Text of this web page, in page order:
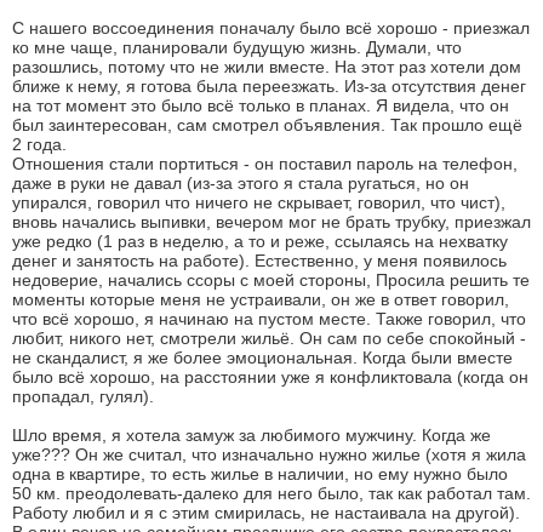
С нашего воссоединения поначалу было всё хорошо - приезжал
ко мне чаще, планировали будущую жизнь. Думали, что
разошлись, потому что не жили вместе. На этот раз хотели дом
ближе к нему, я готова была переезжать. Из-за отсутствия денег
на тот момент это было всё только в планах. Я видела, что он
был заинтересован, сам смотрел объявления. Так прошло ещё
2 года.
Отношения стали портиться - он поставил пароль на телефон,
даже в руки не давал (из-за этого я стала ругаться, но он
упирался, говорил что ничего не скрывает, говорил, что чист),
вновь начались выпивки, вечером мог не брать трубку, приезжал
уже редко (1 раз в неделю, а то и реже, ссылаясь на нехватку
денег и занятость на работе). Естественно, у меня появилось
недоверие, начались ссоры с моей стороны, Просила решить те
моменты которые меня не устраивали, он же в ответ говорил,
что всё хорошо, я начинаю на пустом месте. Также говорил, что
любит, никого нет, смотрели жильё. Он сам по себе спокойный -
не скандалист, я же более эмоциональная. Когда были вместе
было всё хорошо, на расстоянии уже я конфликтовала (когда он
пропадал, гулял).
Шло время, я хотела замуж за любимого мужчину. Когда же
уже??? Он же считал, что изначально нужно жилье (хотя я жила
одна в квартире, то есть жилье в наличии, но ему нужно было
50 км. преодолевать-далеко для него было, так как работал там.
Работу любил и я с этим смирилась, не настаивала на другой).